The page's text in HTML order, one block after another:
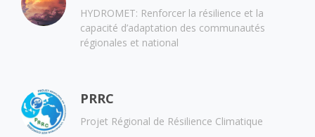
HYDROMET: Renforcer la résilience et la
capacité d’adaptation des communautés
régionales et national
PRRC
Projet Régional de Résilience Climatique